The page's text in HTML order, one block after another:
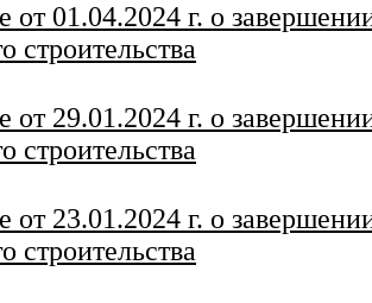
от 01.04.2024 г. о
строительства
от 29.01.2024 г. о
строительства
от 23.01.2024 г. о
строительства